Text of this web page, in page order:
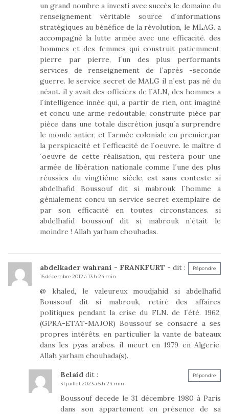
un grand nombre a investi avec succés le domaine du
renseignement véritable source d´informations
stratégiques au bénéfice de la révolution, le MLAG. a
accompagné la lutte armée avec une efficacité. des
hommes et des femmes qui construit patiemment,
pierre par pierre, l´un des plus performants
services de renseignement de l´aprés -seconde
guerre. le service secret de MALG il n´est pas né du
néant. il y avait des officiers de l´ALN, des hommes a
l´intelligence innée qui, a partir de rien, ont imaginé
et concu une arme redoutable, construite piéce par
piéce dans une totale discrétion jusqu´a surprendre
le monde antier, et l´armée coloniale en premier,par
la perspicacité et l´efficacité de l´oeuvre. le maître d
´oeuvre de cette réalisation, qui restera pour une
armée de libération nationale comme l´une des plus
réussies du vingtiéme siécle, est sans conteste si
abdelhafid Boussouf dit si mabrouk l´homme a
génialement concu un service secret exemplaire de
par son efficacité en toutes circonstances. si
abdelhafid boussouf dit si mabrouk n´était le
moindre ! Allah yarham chouhadas.
abdelkader wahrani - FRANKFURT - dit :
16 décembre 2012 à 13 h 24 min
@ khaled, le valeureux moudjahid si abdelhafid
Boussouf dit si mabrouk, retiré des affaires
politiques pendant la crise du FLN. de l´été. 1962,
(GPRA-ETAT-MAJOR) Boussouf se consacre a ses
propres intérêts, en particulier la vante de bateaux
dans les pyas arabes. il meurt en 1979 en Algerie.
Allah yarham chouhada(s).
Répondre
Belaid dit :
31 juillet 2023 à 5 h 24 min
Boussouf decede le 31 décembre 1980 à Paris
dans son appartement en présence de sa
Répondre